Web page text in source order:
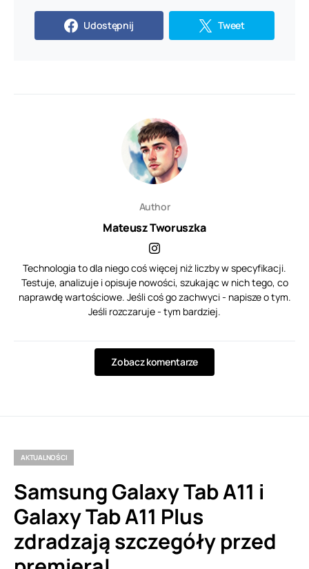
Udostępnij Tweet
Author
Mateusz Tworuszka
Technologia to dla niego coś więcej niż liczby w specyfikacji.
Testuje, analizuje i opisuje nowości, szukając w nich tego, co
naprawdę wartościowe. Jeśli coś go zachwyci - napisze o tym.
Jeśli rozczaruje - tym bardziej.
Zobacz komentarze
AKTUALNOŚCI
Samsung Galaxy Tab A11 i
Galaxy Tab A11 Plus
zdradzają szczegóły przed